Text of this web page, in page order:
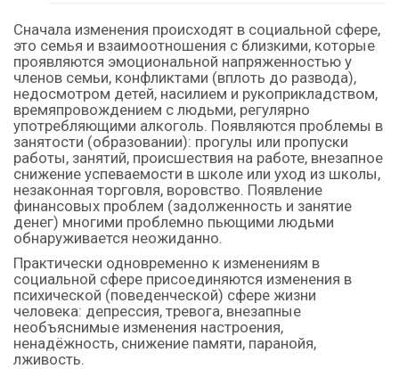
Сначала изменения происходят в социальной сфере,
это семья и взаимоотношения с близкими, которые
проявляются эмоциональной напряженностью у
членов семьи, конфликтами (вплоть до развода),
недосмотром детей, насилием и рукоприкладством,
времяпровождением с людьми, регулярно
употребляющими алкоголь. Появляются проблемы в
занятости (образовании): прогулы или пропуски
работы, занятий, происшествия на работе, внезапное
снижение успеваемости в школе или уход из школы,
незаконная торговля, воровство. Появление
финансовых проблем (задолженность и занятие
денег) многими проблемно пьющими людьми
обнаруживается неожиданно.
Практически одновременно к изменениям в
социальной сфере присоединяются изменения в
психической (поведенческой) сфере жизни
человека: депрессия, тревога, внезапные
необъяснимые изменения настроения,
ненадёжность, снижение памяти, паранойя,
лживость.